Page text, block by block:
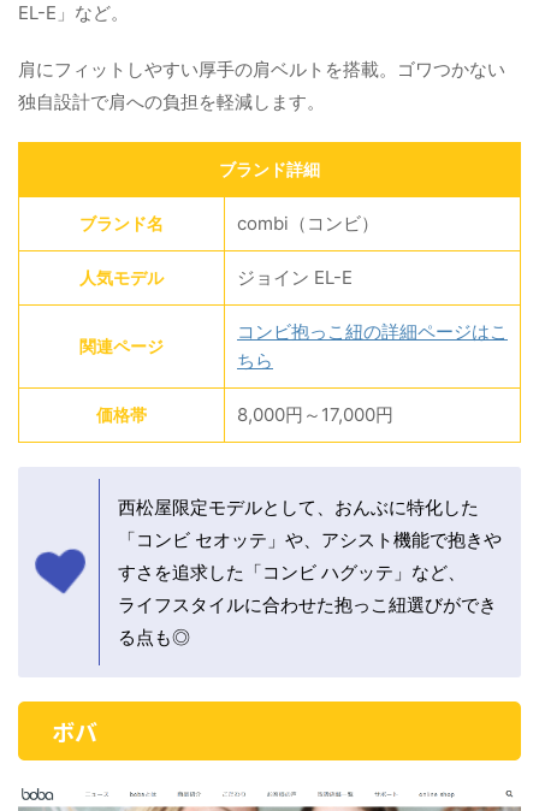
EL-E」など。
肩にフィットしやすい厚手の肩ベルトを搭載。ゴワつかない
独自設計で肩への負担を軽減します。
ブランド詳細
ブランド名 combi（コンビ）
人気モデル ジョイン EL-E
関連ページ
コンビ抱っこ紐の詳細ページはこ
ちら
価格帯 8,000円～17,000円
西松屋限定モデルとして、おんぶに特化した
「コンビ セオッテ」や、アシスト機能で抱きや
すさを追求した「コンビ ハグッテ」など、
ライフスタイルに合わせた抱っこ紐選びができ
る点も◎
ボバ